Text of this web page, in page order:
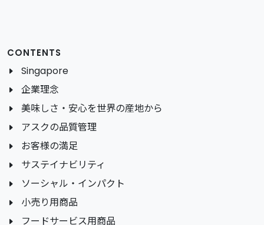
CONTENTS
Singapore
企業理念
美味しさ・安心を世界の産地から
アスクの品質管理
お客様の満足
サステイナビリティ
ソーシャル・インパクト
小売り用商品
フードサービス用商品